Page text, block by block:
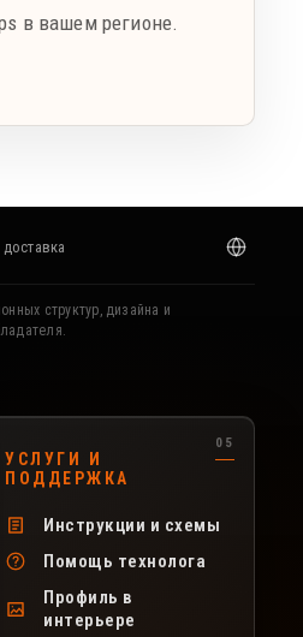
в вашем регионе.
структур, дизайна и
УСЛУГИ И
ПОДДЕРЖКА
Инструкции и схемы
Помощь технолога
Профиль в
интерьере